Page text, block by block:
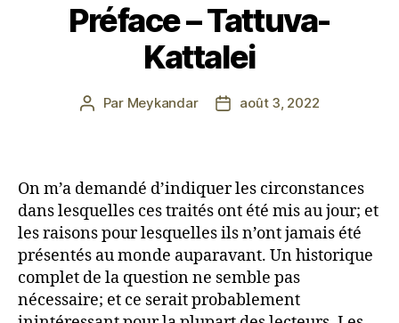
Préface – Tattuva-
Kattalei
Auteur
Par Meykandar
Dateaoût 3, 2022
On m’a demandé d’indiquer les circonstances
dans lesquelles ces traités ont été mis au jour; et
les raisons pour lesquelles ils n’ont jamais été
présentés au monde auparavant. Un historique
complet de la question ne semble pas
nécessaire; et ce serait probablement